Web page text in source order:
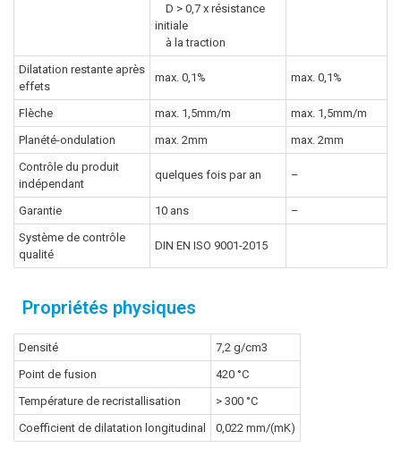
D > 0,7 x résistance
initiale
à la traction
Dilatation restante après
effets
max. 0,1% max. 0,1%
Flèche max. 1,5mm/m
max. 1,5mm/m
Planété-ondulation
max. 2mm
max. 2mm
Contrôle du produit
indépendant
quelques fois par an –
Garantie 10 ans
–
Système de contrôle
qualité
DIN EN ISO 9001-2015
Propriétés physiques
Densité
7,2 g/cm3
Point de fusion
420 °C
Température de recristallisation
> 300 °C
Coefficient de dilatation longitudinal
0,022 mm/(mK)